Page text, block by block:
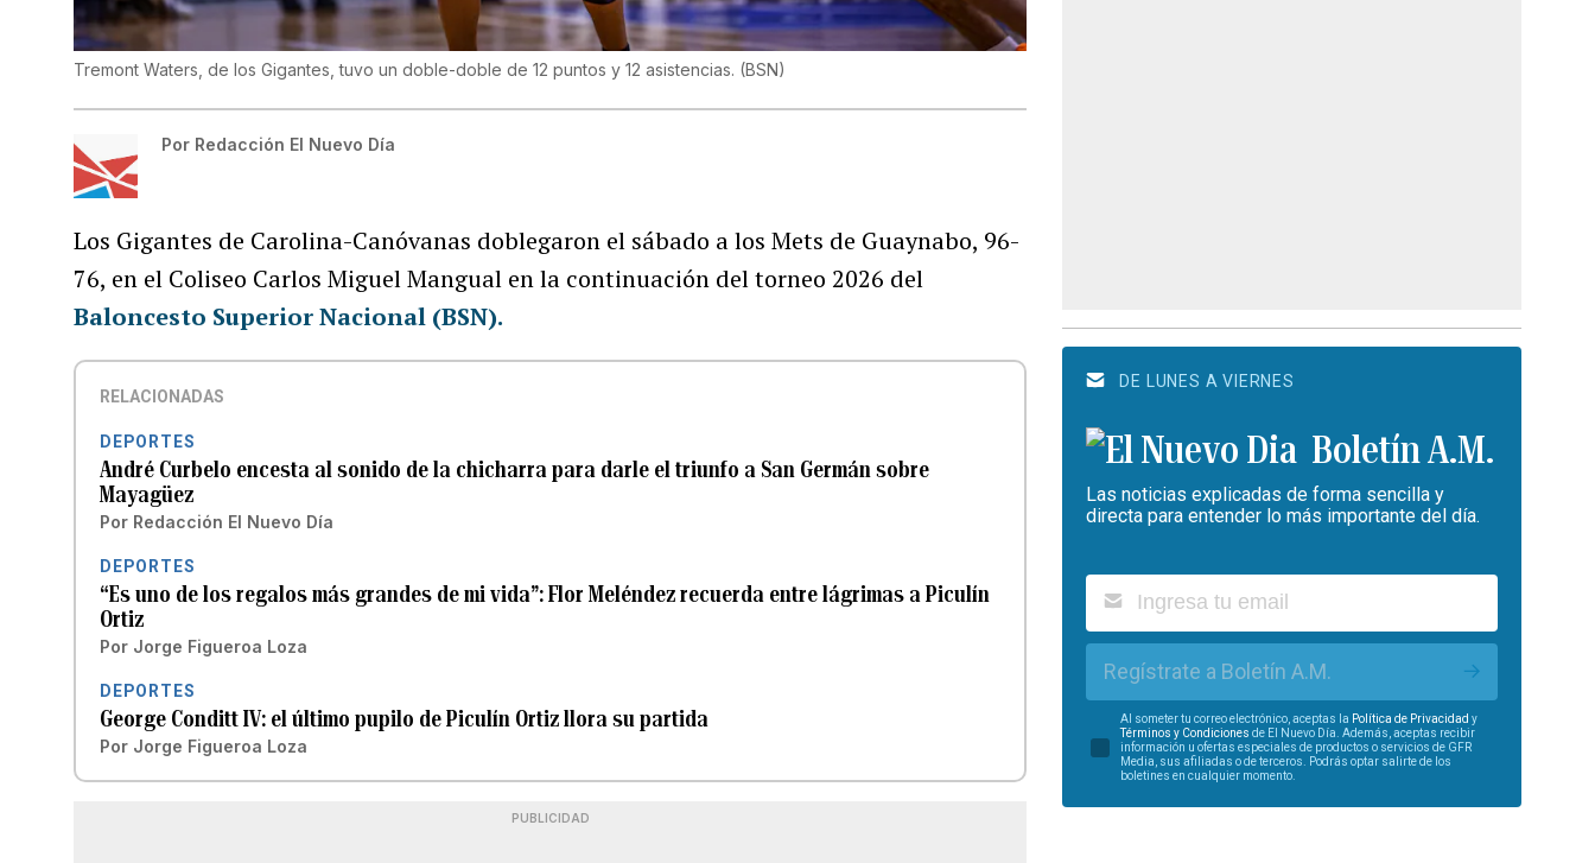
Tremont Waters, de los Gigantes, tuvo un doble-doble de 12 puntos y 12 asistencias. (BSN)
Por Redacción El Nuevo Día
Los Gigantes de Carolina-Canóvanas doblegaron el sábado a los Mets de Guaynabo, 96-
76, en el Coliseo Carlos Miguel Mangual en la continuación del torneo 2026 del
Baloncesto Superior Nacional (BSN).
RELACIONADAS
DEPORTES
André Curbelo encesta al sonido de la chicharra para darle el triunfo a San Germán sobre
Mayagüez
Por Redacción El Nuevo Día
DEPORTES
“Es uno de los regalos más grandes de mi vida”: Flor Meléndez recuerda entre lágrimas a Piculín
Ortiz
Por Jorge Figueroa Loza
DEPORTES
George Conditt IV: el último pupilo de Piculín Ortiz llora su partida
Por Jorge Figueroa Loza
PUBLICIDAD
DE LUNES A VIERNES
Boletín A.M.
Las noticias explicadas de forma sencilla y
directa para entender lo más importante del día.
Regístrate a Boletín A.M.
Al someter tu correo electrónico, aceptas la Política de Privacidad y
Términos y Condiciones de El Nuevo Día. Además, aceptas recibir
información u ofertas especiales de productos o servicios de GFR
Media, sus afiliadas o de terceros. Podrás optar salirte de los
boletines en cualquier momento.